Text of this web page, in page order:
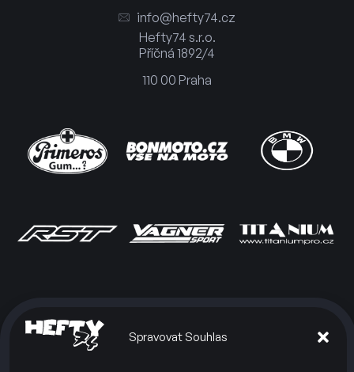
Spravovat Souhlas
info@hefty74.cz
Hefty74 s.r.o.
Příčná 1892/4
110 00 Praha